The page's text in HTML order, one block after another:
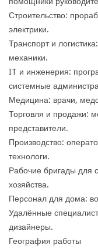
Строительство:
электрики.
Транспорт и
механики.
IT и инженерия:
системные
Медицина: врачи,
Торговля и продажи:
представители.
Производство:
технологи.
Рабочие бригады для
хозяйства.
Персонал для дома:
Удалённые
дизайнеры.
География работы